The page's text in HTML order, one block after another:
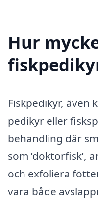
Hur
Fiskpedikyr, även
pedikyr eller
behandling där
som ’doktorfisk’,
och exfoliera
vara både